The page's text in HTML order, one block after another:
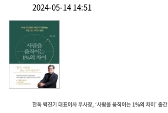
2024-05-14 14:51
한독 백진기 대표이사 부사장, ‘사람을 움직이는 1%의 차이’ 출간